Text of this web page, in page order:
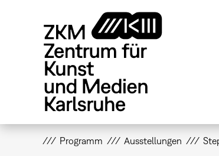
Programm Ausstellungen